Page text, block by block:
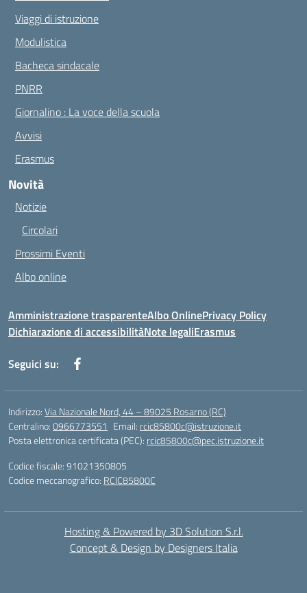
Viaggi di istruzione
Modulistica
Bacheca sindacale
PNRR
Giornalino : La voce della scuola
Avvisi
Erasmus
Novità
Notizie
Circolari
Prossimi Eventi
Albo online
Amministrazione trasparenteAlbo OnlinePrivacy Policy
Dichiarazione di accessibilitàNote legaliErasmus
Seguici su:
Indirizzo:Via Nazionale Nord, 44 – 89025 Rosarno (RC)
Centralino:0966773551 Email: rcic85800c@istruzione.it
Posta elettronica certificata (PEC): rcic85800c@pec.istruzione.it
Codice fiscale: 91021350805
Codice meccanografico: RCIC85800C
Hosting & Powered by 3D Solution S.r.l.
Concept & Design by Designers Italia